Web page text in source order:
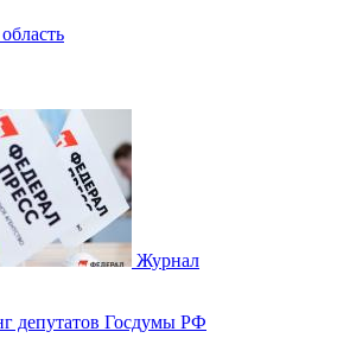
Журнал
депутатов Госдумы РФ